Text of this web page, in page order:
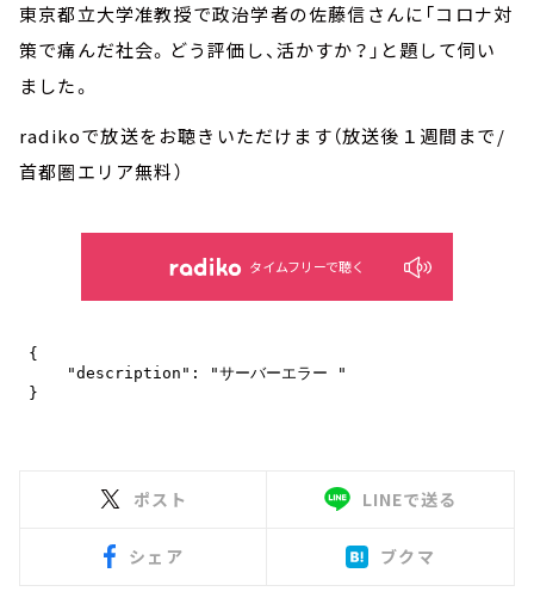
東京都立大学准教授で政治学者の佐藤信さんに「コロナ対
策で痛んだ社会。どう評価し、活かすか？」と題して伺い
ました。
radikoで放送をお聴きいただけます（放送後１週間まで/
首都圏エリア無料）
タイムフリーで聴く
ポスト LINEで送る
シェア ブクマ